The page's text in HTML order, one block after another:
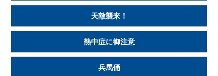
天敵襲来！
熱中症に御注意
兵馬俑